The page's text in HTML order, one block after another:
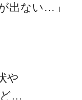
出ない…」
や
…